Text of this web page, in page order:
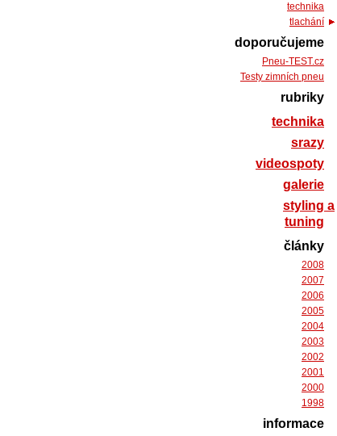
technika
tlachání
doporučujeme
Pneu-TEST.cz
Testy zimních pneu
rubriky
technika
srazy
videospoty
galerie
styling a
tuning
články
2008
2007
2006
2005
2004
2003
2002
2001
2000
1998
informace